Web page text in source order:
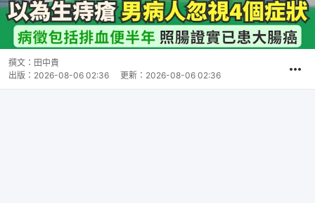
撰文： 田中貴
出版： 2026-08-06 02:36 更新： 2026-08-06 02:36